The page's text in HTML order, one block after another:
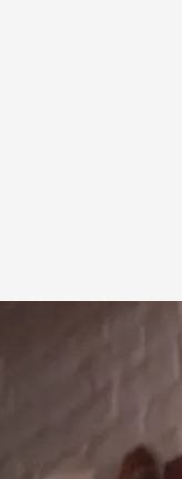
Barroso
sufrió un